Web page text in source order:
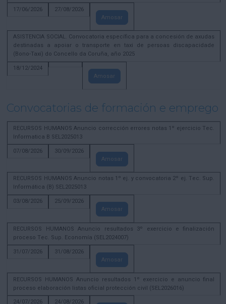
17/06/2026
27/08/2026
Amosar
ASISTENCIA SOCIAL. Convocatoria específica para a concesión de axudas
destinadas a apoiar o transporte en taxi de persoas discapacidade
(Bono-Taxi) do Concello da Coruña, año 2025
18/12/2024
Amosar
Convocatorias de formación e emprego
RECURSOS HUMANOS Anuncio corrección errores notas 1º ejercicio Tec.
Informatica B SEL2025013
07/08/2026
30/09/2026
Amosar
RECURSOS HUMANOS Anuncio notas 1º ej. y convocatoria 2º ej. Tec. Sup.
Informática (B) SEL2025013
03/08/2026
25/09/2026
Amosar
RECURSOS HUMANOS Anuncio resultados 3º exercicio e finalización
proceso Tec. Sup. Economía (SEL2024007)
31/07/2026
31/08/2026
Amosar
RECURSOS HUMANOS Anuncio resultados 1º exercicio e anuncio final
proceso elaboración listas oficial protección civil (SEL2026016)
24/07/2026
24/08/2026